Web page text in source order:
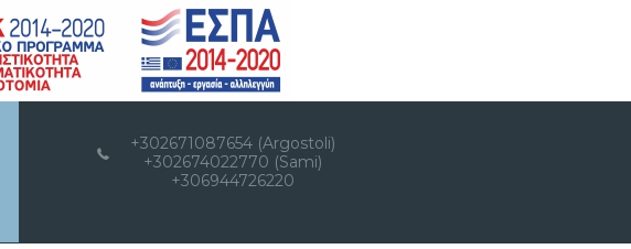
+302671087654 (Argostoli)
+302674022770 (Sami)
+306944726220